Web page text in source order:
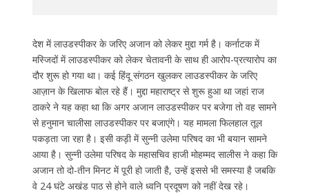
देश में लाउडस्पीकर के जरिए अजान को लेकर मुद्दा गर्म है। कर्नाटक में
मस्जिदों में लाउडस्पीकर को लेकर चेतावनी के साथ ही आरोप-प्रत्यारोप का
दौर शुरू हो गया था। कई हिंदू संगठन खुलकर लाउडस्पीकर के जरिए
आज़ान के खिलाफ बोल रहे हैं। मुद्दा महाराष्ट्र से शुरू हुआ था जहां राज
ठाकरे ने यह कहा था कि अगर अजान लाउडस्पीकर पर बजेगा तो वह सामने
से हनुमान चालीसा लाउडस्पीकर पर बजाएंगे। यह मामला फिलहाल तूल
पकड़ता जा रहा है। इसी कड़ी में सुन्नी उलेमा परिषद का भी बयान सामने
आया है। सुन्नी उलेमा परिषद के महासचिव हाजी मोहम्मद सालीस ने कहा कि
अजान तो दो-तीन मिनट में पूरी हो जाती है, उन्हें इससे भी समस्या है जबकि
वे 24 घंटे अखंड पाठ से होने वाले ध्वनि प्रदूषण को नहीं देख रहे।